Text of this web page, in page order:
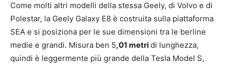
Come molti altri modelli della stessa Geely, di Volvo e di
Polestar, la Geely Galaxy E8 è costruita sulla piattaforma
SEA e si posiziona per le sue dimensioni tra le berline
medie e grandi. Misura ben 5,01 metridi lunghezza,
quindi è leggermente più grande della Tesla Model S,